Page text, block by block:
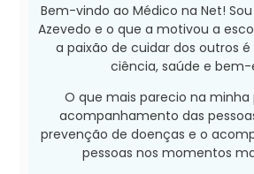
Bem-vindo ao Médico na Net! Sou
Azevedo e o que a motivou a
a paixão de cuidar dos outros
ciência, saúde e bem-
O que mais parecio na minha
acompanhamento das
prevenção de doenças e o
pessoas nos momentos